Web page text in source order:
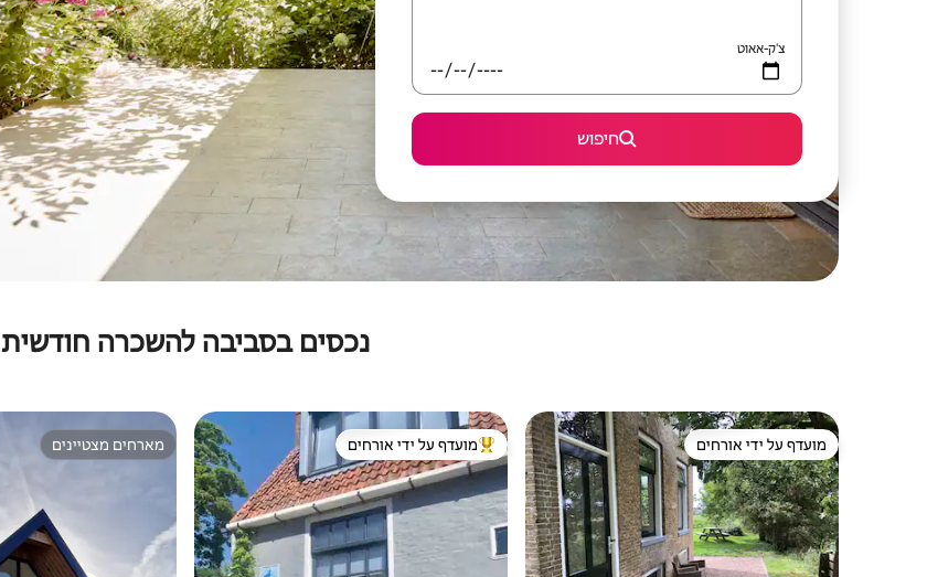
צ'ק-אאוט
חיפוש
נכסים בסביבה להשכרה חודשית
מועדף על ידי אורחים
מועדף על ידי אורחים מוביל בקרב נכסים מועדפים על ידי אורחים
מועדף על ידי אורחים מארחים מצטיינים
מארחים מצטיינים